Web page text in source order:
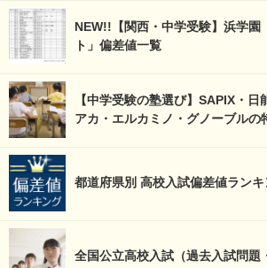
NEW!!【関西・中学受験】浜学園
ト」偏差値一覧
【中学受験の塾選び】SAPIX・
アカ・エルカミノ・グノーブルの
都道府県別 高校入試偏差値ランキ
全国公立高校入試（過去入試問題